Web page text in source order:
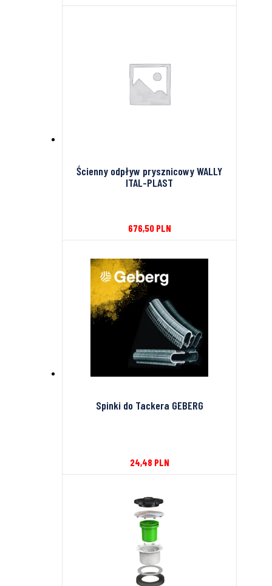
Ścienny odpływ prysznicowy WALLY
ITAL-PLAST
676,50 PLN
Spinki do Tackera GEBERG
24,48 PLN